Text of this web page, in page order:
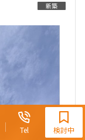
Tel
検討中
新築